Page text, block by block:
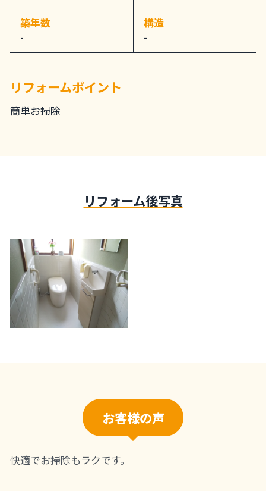
築年数
-
構造
-
リフォームポイント
簡単お掃除
リフォーム後写真
お客様の声
快適でお掃除もラクです。